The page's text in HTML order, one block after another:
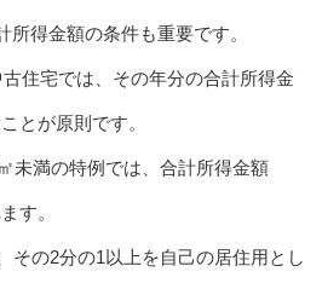
得金額の条件も重要です。
住宅では、その年分の合計所得金
とが原則です。
未満の特例では、合計所得金額
す。
その2分の1以上を自己の居住用とし